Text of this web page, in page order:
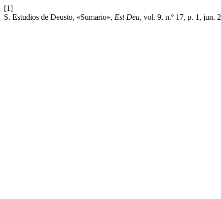
[1]
S. Estudios de Deusto, «Sumario», Est Deu, vol. 9, n.º 17, p. 1, jun.